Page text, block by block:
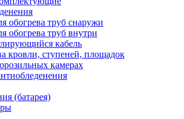
обогрева труб снаружи
обогрева труб внутри
кабель
кровли, ступеней, площадок
камерах
(батарея)